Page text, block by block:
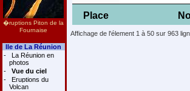
�ruptions Piton de la
Fournaise
Ile de La Réunion
-
La Réunion en
photos
-
Vue du ciel
-
Eruptions du
Volcan
Place
Affichage de l'élement 1 à 50 sur 963